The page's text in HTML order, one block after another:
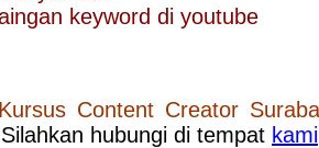
keyword di youtube
Kursus Content Creator
hubungi di tempat kami